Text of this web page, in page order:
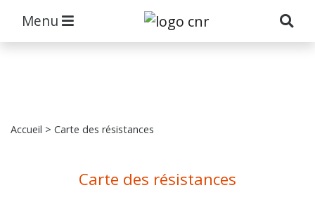
Menu
Accueil > Carte des résistances
Carte des résistances